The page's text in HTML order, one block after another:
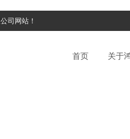
司 网站！
首页 关于